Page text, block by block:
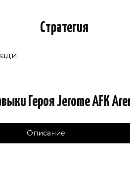
Стратегия
Героя Jerome AFK
Описание